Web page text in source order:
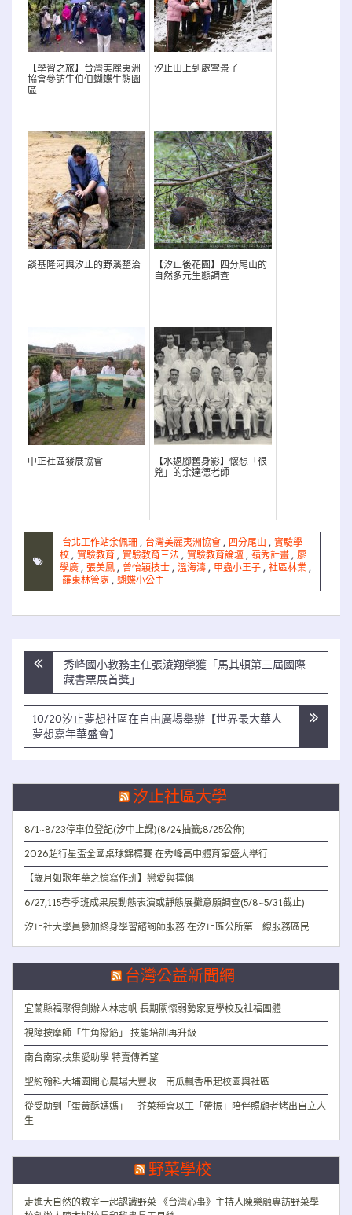
【學習之旅】台灣美麗夷洲
協會參訪牛伯伯蝴蝶生態園
區
汐止山上到處雪景了
談基隆河與汐止的野溪整治
【汐止後花園】四分尾山的
自然多元生態調查
中正社區發展協會
【水返腳舊身影】懷想「很
兇」的余達德老師
台北工作站余佩珊 , 台灣美麗夷洲協會 , 四分尾山 , 實驗學
校 , 實驗教育 , 實驗教育三法 , 實驗教育論壇 , 嶺秀計畫 , 廖
學廣 , 張美鳳 , 曾怡穎技士 , 溫海濤 , 甲蟲小王子 , 社區林業 ,
羅東林管處 , 蝴蝶小公主
文
導
覽
秀峰國小教務主任張淩翔榮獲「馬其頓第三屆國際
藏書票展首獎」
10/20汐止夢想社區在自由廣場舉辦【世界最大華人
夢想嘉年華盛會】
汐止社區大學
8/1~8/23停車位登記(汐中上課)(8/24抽籤;8/25公佈)
2026超行星盃全國桌球錦標賽 在秀峰高中體育館盛大舉行
【歲月如歌年華之憶寫作班】戀愛與擇偶
6/27,115春季班成果展動態表演或靜態展攤意願調查(5/8~5/31截止)
汐止社大學員參加終身學習諮詢師服務 在汐止區公所第一線服務區民
台灣公益新聞網
宜蘭縣福聚得創辦人林志帆 長期關懷弱勢家庭學校及社福團體
視障按摩師「牛角撥筋」 技能培訓再升級
南台南家扶集愛助學 特賣傳希望
聖約翰科大埔園開心農場大豐收 南瓜飄香串起校園與社區
從受助到「蛋黃酥媽媽」 芥菜種會以工「帶振」陪伴照顧者烤出自立人
生
野菜學校
走進大自然的教室一起認識野菜 《台灣心事》主持人陳樂融專訪野菜學